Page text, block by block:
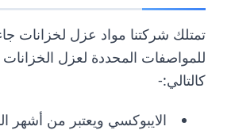
تمتلك شركتنا مواد عزل لخزانات
للمواصفات المحددة لعزل
كالتالي:-
الايبوكسي ويعتبر من أشهر